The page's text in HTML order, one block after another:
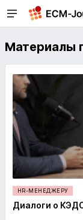
Материалы
HR-МЕНЕДЖЕРУ
Диалоги о